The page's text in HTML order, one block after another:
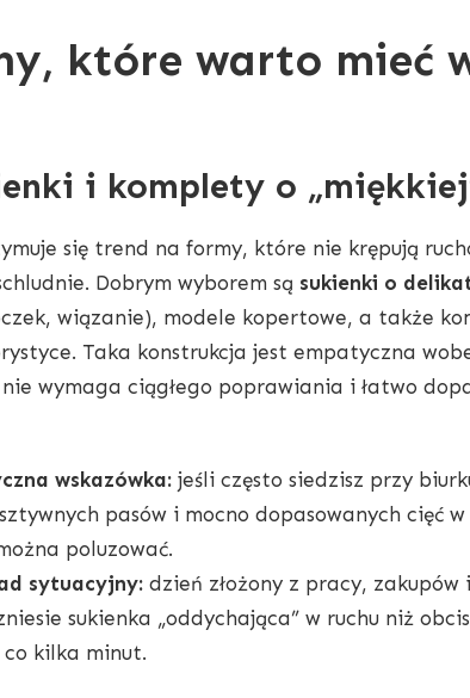
które warto mieć
i komplety o
się trend na formy, które nie krępują
Dobrym wyborem są sukienki o
wiązanie), modele kopertowe, a także
Taka konstrukcja jest empatyczna
wymaga ciągłego poprawiania i łatwo
wskazówka: jeśli często siedzisz przy
pasów i mocno dopasowanych cięć
poluzować.
sytuacyjny: dzień złożony z pracy,
sukienka „oddychająca” w ruchu niż
kilka minut.